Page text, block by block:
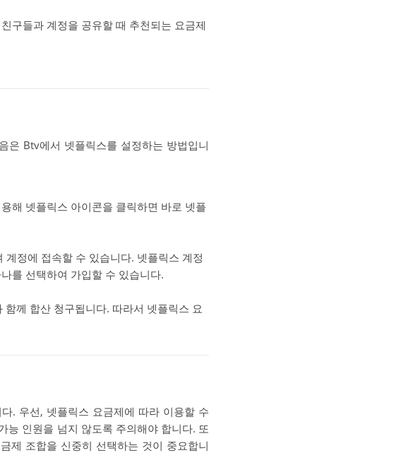
구들과 계정을 공유할 때 추천되는 요금제
은 Btv에서 넷플릭스를 설정하는 방법입니
해 넷플릭스 아이콘을 클릭하면 바로 넷플
정에 접속할 수 있습니다. 넷플릭스 계정
를 선택하여 가입할 수 있습니다.
께 합산 청구됩니다. 따라서 넷플릭스 요
. 우선, 넷플릭스 요금제에 따라 이용할 수
능 인원을 넘지 않도록 주의해야 합니다. 또
제 조합을 신중히 선택하는 것이 중요합니